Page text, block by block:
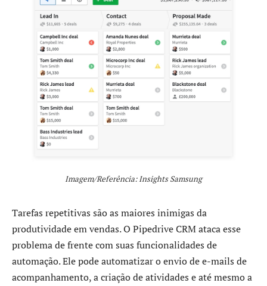
Imagem/Referência: Insights Samsung
Tarefas repetitivas são as maiores inimigas da
produtividade em vendas. O Pipedrive CRM ataca esse
problema de frente com suas funcionalidades de
automação. Ele pode automatizar o envio de e-mails de
acompanhamento, a criação de atividades e até mesmo a